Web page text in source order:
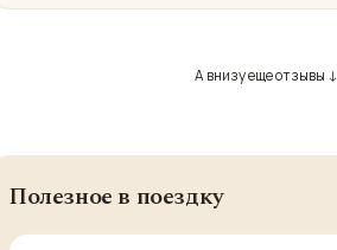
А внизу еще отзывы ↓
Полезное в поездку